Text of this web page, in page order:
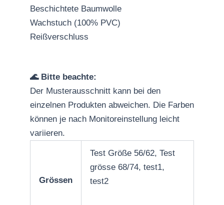
Beschichtete Baumwolle
Wachstuch (100% PVC)
Reißverschluss
🌊 Bitte beachte:
Der Musterausschnitt kann bei den
einzelnen Produkten abweichen. Die Farben
können je nach Monitoreinstellung leicht
variieren.
Grössen
Test Größe 56/62, Test
grösse 68/74, test1,
test2